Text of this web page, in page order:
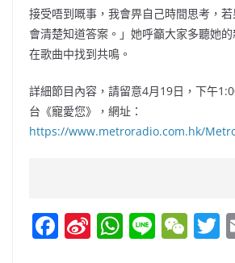
接受唔到嘅事，我會畀自己時間思考，
會清楚知道答案。」她呼籲大家多聽她
在歌曲中找到共鳴。
詳細節目內容，請留意4月19日，下午
台《寵愛您》，網址：
https://www.metroradio.com.hk/
F Si W Li W T